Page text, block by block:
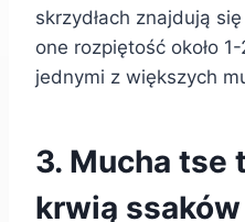
skrzydłach znajdują
one rozpiętość około
jednymi z większych
3. Mucha tse
krwią ssaków